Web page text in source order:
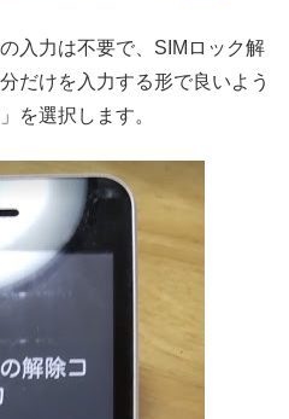
入力は不要で、SIMロック解
だけを入力する形で良いよう
を選択します。